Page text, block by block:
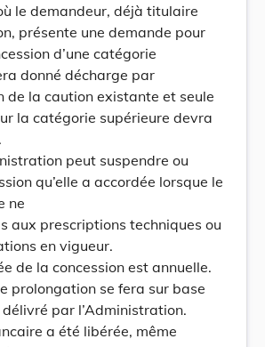
le demandeur, déjà titulaire
présente une demande pour
d’une catégorie
donné décharge par
de la caution existante et seule
la catégorie supérieure devra
peut suspendre ou
qu’elle a accordée lorsque le
ne
aux prescriptions techniques ou
en vigueur.
de la concession est annuelle.
prolongation se fera sur base
par l’Administration.
a été libérée, même